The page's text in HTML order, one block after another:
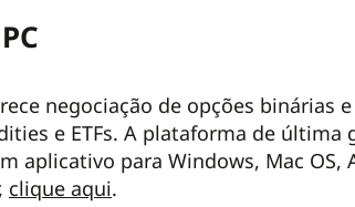
negociação de opções binárias
e ETFs. A plataforma de
aplicativo para Windows, Mac OS,
clique aqui.